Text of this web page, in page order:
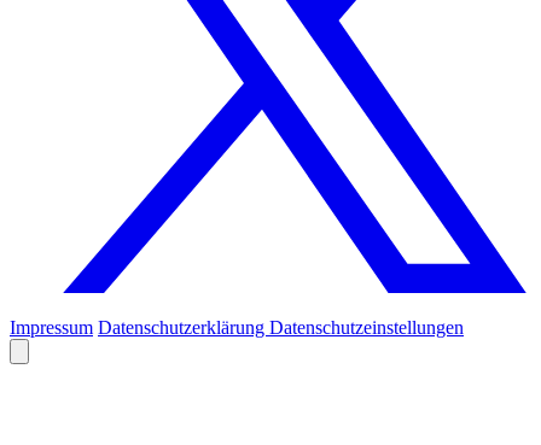
Impressum Datenschutzerklärung Datenschutzeinstellungen